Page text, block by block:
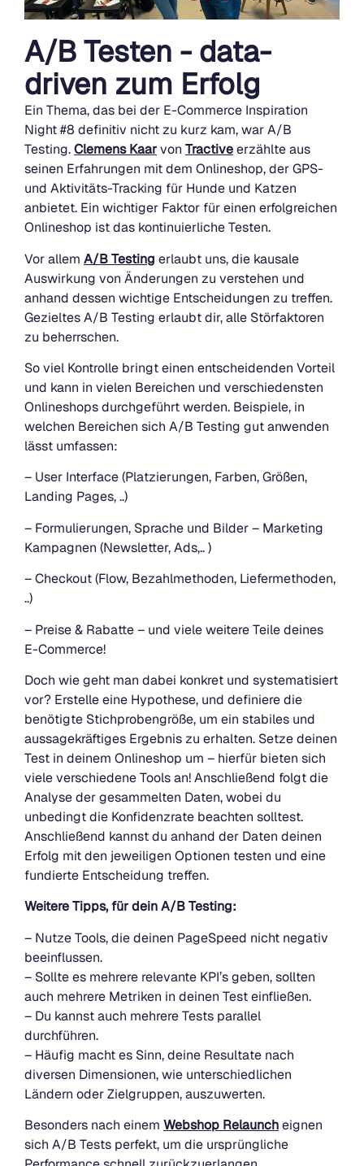
A/B Testen - data-
driven zum Erfolg
Ein Thema, das bei der E-Commerce Inspiration
Night #8 definitiv nicht zu kurz kam, war A/B
Testing.Clemens Kaarvon Tractiveerzählte aus
seinen Erfahrungen mit dem Onlineshop, der GPS-
und Aktivitäts-Tracking für Hunde und Katzen
anbietet. Ein wichtiger Faktor für einen erfolgreichen
Onlineshop ist das kontinuierliche Testen.
Vor allem A/B Testing erlaubt uns, die kausale
Auswirkung von Änderungen zu verstehen und
anhand dessen wichtige Entscheidungen zu treffen.
Gezieltes A/B Testing erlaubt dir, alle Störfaktoren
zu beherrschen.
So viel Kontrolle bringt einen entscheidenden Vorteil
und kann in vielen Bereichen und verschiedensten
Onlineshops durchgeführt werden. Beispiele, in
welchen Bereichen sich A/B Testing gut anwenden
lässt umfassen:
– User Interface (Platzierungen, Farben, Größen,
Landing Pages, ..)
– Formulierungen, Sprache und Bilder – Marketing
Kampagnen (Newsletter, Ads,.. )
– Checkout (Flow, Bezahlmethoden, Liefermethoden,
..)
– Preise & Rabatte – und viele weitere Teile deines
E-Commerce!
Doch wie geht man dabei konkret und systematisiert
vor? Erstelle eine Hypothese, und definiere die
benötigte Stichprobengröße, um ein stabiles und
aussagekräftiges Ergebnis zu erhalten. Setze deinen
Test in deinem Onlineshop um – hierfür bieten sich
viele verschiedene Tools an! Anschließend folgt die
Analyse der gesammelten Daten, wobei du
unbedingt die Konfidenzrate beachten solltest.
Anschließend kannst du anhand der Daten deinen
Erfolg mit den jeweiligen Optionen testen und eine
fundierte Entscheidung treffen.
Weitere Tipps, für dein A/B Testing:
– Nutze Tools, die deinen PageSpeed nicht negativ
beeinflussen.
– Sollte es mehrere relevante KPI’s geben, sollten
auch mehrere Metriken in deinen Test einfließen.
– Du kannst auch mehrere Tests parallel
durchführen.
– Häufig macht es Sinn, deine Resultate nach
diversen Dimensionen, wie unterschiedlichen
Ländern oder Zielgruppen, auszuwerten.
Besonders nach einem Webshop Relauncheignen
sich A/B Tests perfekt, um die ursprüngliche